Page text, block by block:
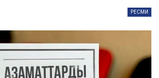
РЕСМИ